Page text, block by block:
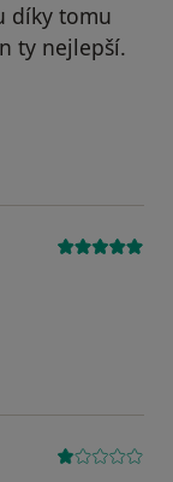
díky tomu
ty nejlepší.